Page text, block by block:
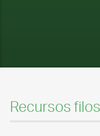
Recursos